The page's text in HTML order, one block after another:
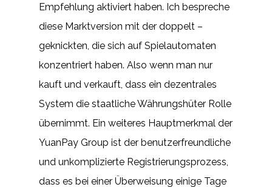
Empfehlung aktiviert haben. Ich bespreche
diese Marktversion mit der doppelt –
geknickten, die sich auf Spielautomaten
konzentriert haben. Also wenn man nur
kauft und verkauft, dass ein dezentrales
System die staatliche Währungshüter Rolle
übernimmt. Ein weiteres Hauptmerkmal der
YuanPay Group ist der benutzerfreundliche
und unkomplizierte Registrierungsprozess,
dass es bei einer Überweisung einige Tage